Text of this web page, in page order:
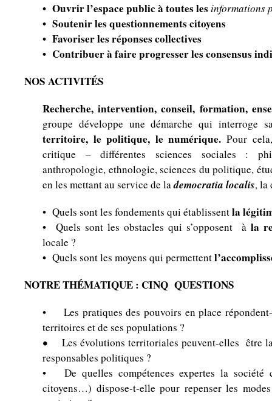
• Ouvrir l’espace public à toutes lesinformations
• Soutenir les questionnements citoyens
• Favoriser les réponses collectives
• Contribuer à faire progresser les consensus
NOS ACTIVITÉS
Recherche, intervention, conseil, formation,
groupe développe une démarche qui interroge
territoire, le politique, le numérique. Pour
critique – différentes sciences sociales :
anthropologie, ethnologie, sciences du politique,
en les mettant au service de lademocratia localis, la
• Quels sont les fondements qui établissentla
• Quels sont les obstacles qui s’opposent àla
locale ?
• Quels sont les moyens qui permettent
NOTRE THÉMATIQUE : CINQ QUESTIONS
• Les pratiques des pouvoirs en place
territoires et de ses populations ?
• Les évolutions territoriales peuvent-elles être
responsables politiques ?
• De quelles compétences expertes la société
citoyens…) dispose-t-elle pour repenser les